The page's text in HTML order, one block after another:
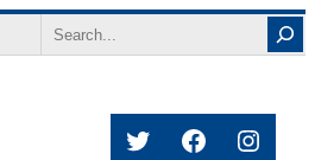
Search
TwitterFacebook